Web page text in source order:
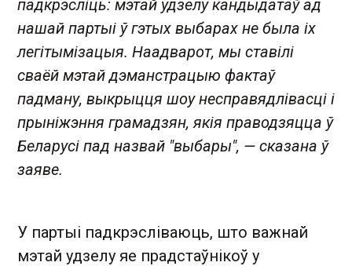
падкрэсліць: мэтай удзелу кандыдатаў ад
нашай партыі ў гэтых выбарах не была іх
легітымізацыя. Наадварот, мы ставілі
сваёй мэтай дэманстрацыю фактаў
падману, выкрыцця шоу несправядлівасці і
прыніжэння грамадзян, якія праводзяцца ў
Беларусі пад назвай "выбары", — сказана ў
заяве.
У партыі падкрэсліваюць, што важнай
мэтай удзелу яе прадстаўнікоў у